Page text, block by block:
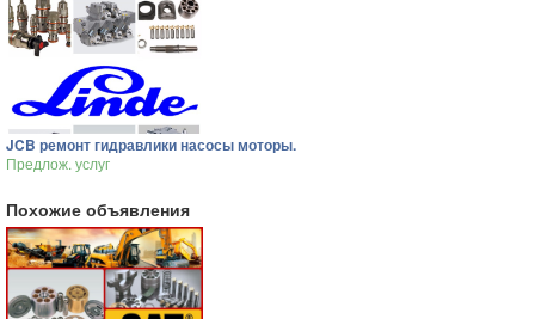
JCB ремонт гидравлики насосы моторы.
Предлож. услуг
Похожие объявления